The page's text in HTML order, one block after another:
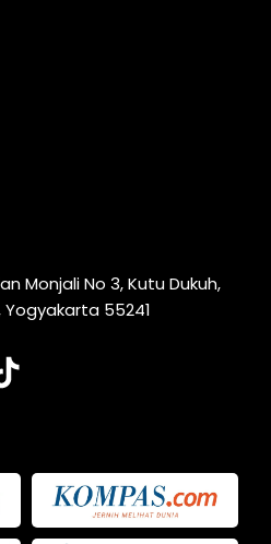
Monjali No 3, Kutu Dukuh,
Yogyakarta 55241